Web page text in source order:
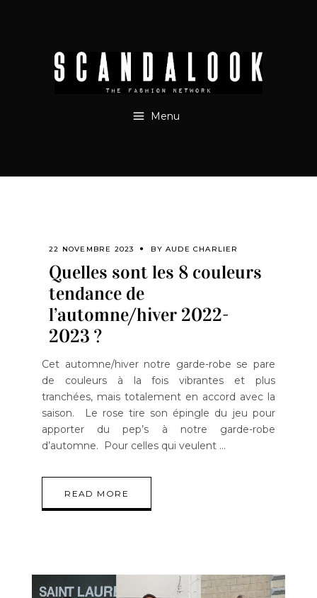
Menu
22 NOVEMBRE 2023 BY AUDE CHARLIER
Quelles sont les 8 couleurs
tendance de
l’automne/hiver 2022-
2023 ?
Cet automne/hiver notre garde-robe se pare
de couleurs à la fois vibrantes et plus
tranchées, mais totalement en accord avec la
saison. Le rose tire son épingle du jeu pour
apporter du pep’s à notre garde-robe
d’automne. Pour celles qui veulent
READ MORE